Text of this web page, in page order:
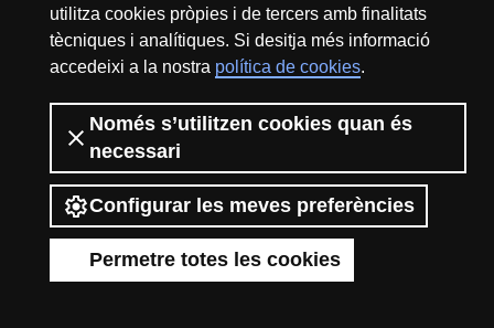
utilitza cookies pròpies i de tercers amb finalitats
tècniques i analítiques. Si desitja més informació
accedeixi a la nostra política de cookies.
Només s’utilitzen cookies quan és
necessari
Configurar les meves preferències
Permetre totes les cookies